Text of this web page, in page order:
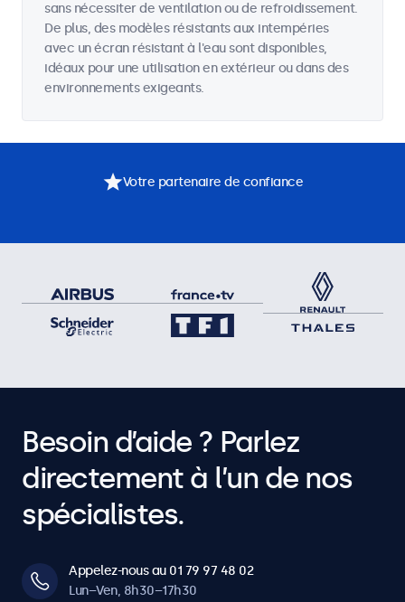
sans nécessiter de ventilation ou de refroidissement.
De plus, des modèles résistants aux intempéries
avec un écran résistant à l'eau sont disponibles,
idéaux pour une utilisation en extérieur ou dans des
environnements exigeants.
Votre partenaire de confiance
Besoin d’aide ? Parlez
directement à l’un de nos
spécialistes.
Appelez-nous au 01 79 97 48 02
Lun–Ven, 8h30–17h30